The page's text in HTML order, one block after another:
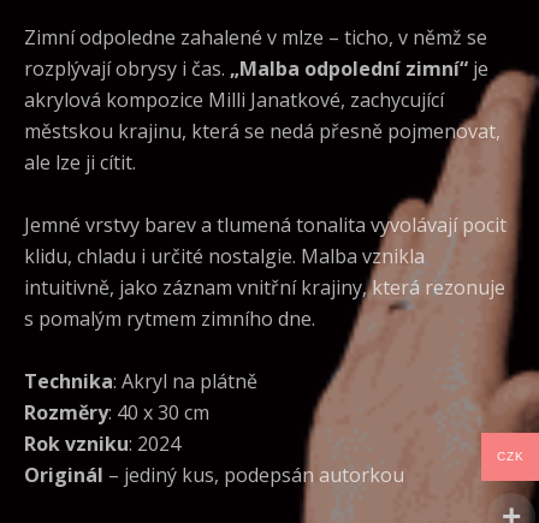
Zimní odpoledne zahalené v mlze – ticho, v němž se
rozplývají obrysy i čas. „Malba odpolední zimní“ je
akrylová kompozice Milli Janatkové, zachycující
městskou krajinu, která se nedá přesně pojmenovat,
ale lze ji cítit.
Jemné vrstvy barev a tlumená tonalita vyvolávají pocit
klidu, chladu i určité nostalgie. Malba vznikla
intuitivně, jako záznam vnitřní krajiny, která rezonuje
s pomalým rytmem zimního dne.
Technika: Akryl na plátně
Rozměry: 40 x 30 cm
Rok vzniku: 2024
Originál – jediný kus, podepsán autorkou
CZK